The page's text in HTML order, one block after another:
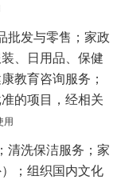
批发与零售；家政
、日用品、保健
教育咨询服务；
的项目，经相关
用
清洗保洁服务；家
；组织国内文化